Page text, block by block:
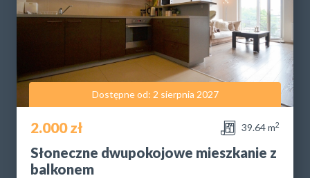
Dostępne od: 2 sierpnia 2027
2.000 zł 39.64 m2
Słoneczne dwupokojowe mieszkanie z
balkonem